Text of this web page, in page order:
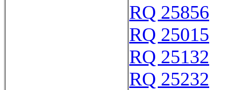
RQ 25856
RQ 25015
RQ 25132
RQ 25232